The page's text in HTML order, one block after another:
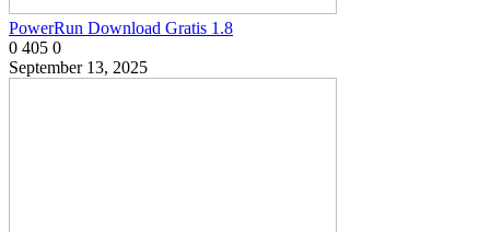
PowerRun Download Gratis 1.8
0 405 0
September 13, 2025